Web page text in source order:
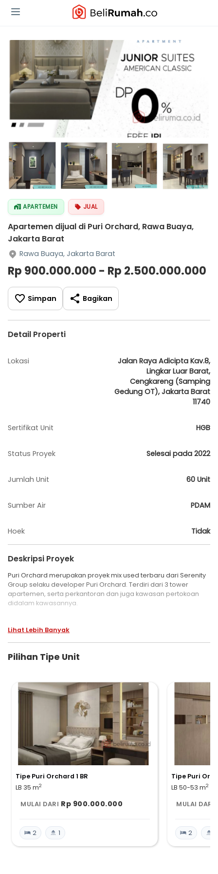
APARTEMEN JUAL
Apartemen dijual di Puri Orchard, Rawa Buaya,
Jakarta Barat
Rawa Buaya, Jakarta Barat
Rp 900.000.000 - Rp 2.500.000.000
Simpan Bagikan
Detail Properti
Lokasi
Jalan Raya Adicipta Kav.8,
Lingkar Luar Barat,
Cengkareng (Samping
Gedung OT), Jakarta Barat
11740
Sertifikat Unit HGB
Status Proyek Selesai pada 2022
Jumlah Unit 60 Unit
Sumber Air PDAM
Hoek Tidak
Deskripsi Proyek
Puri Orchard merupakan proyek mix used terbaru dari Serenity
Group selaku developer Puri Orchard. Terdiri dari 3 tower
apartemen, serta perkantoran dan juga kawasan pertokoan
didalam kawasannya.
ketenangan telah hadir. Dengan rangkaian tiga menara
disempurnakan oleh ketenangan dan kenyamanan hidup untuk
Lihat Lebih Banyak
Pilihan Tipe Unit
Tipe Puri Orchard 1 BR
LB 35 m2
MULAI DARI Rp 900.000.000
2 1
Tipe Puri
LB 50-53 m2
MULAI DARI
2